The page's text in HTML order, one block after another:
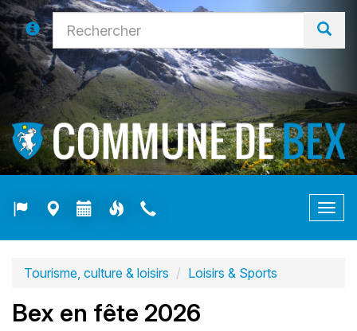
Tourisme, culture & loisirs Loisirs & Sports
Bex en fête 2026